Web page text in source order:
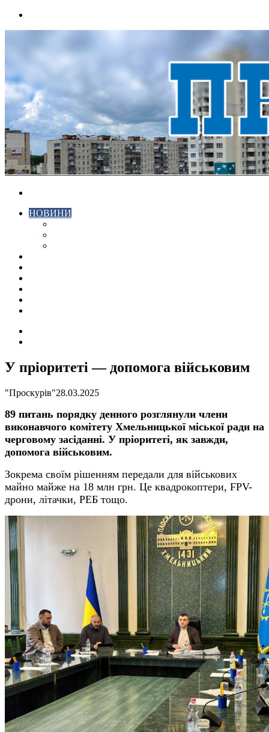
НОВИНИ
У пріоритеті — допомога військовим
"Проскурів"28.03.2025
89 питань порядку денного розглянули члени
виконавчого комітету Хмельницької міської ради на
черговому засіданні. У пріоритеті, як завжди,
допомога військовим.
Зокрема своїм рішенням передали для військових
майно майже на 18 млн грн. Це квадрокоптери, FPV-
дрони, літачки, РЕБ тощо.